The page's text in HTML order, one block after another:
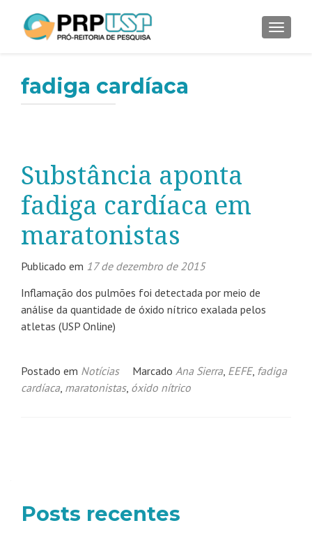
fadiga cardíaca
Substância aponta
fadiga cardíaca em
maratonistas
Publicado em 17 de dezembro de 2015
Inflamação dos pulmões foi detectada por meio de
análise da quantidade de óxido nítrico exalada pelos
atletas (USP Online)
Postado em Notícias Marcado Ana Sierra, EEFE, fadiga
cardíaca, maratonistas, óxido nítrico
Posts recentes